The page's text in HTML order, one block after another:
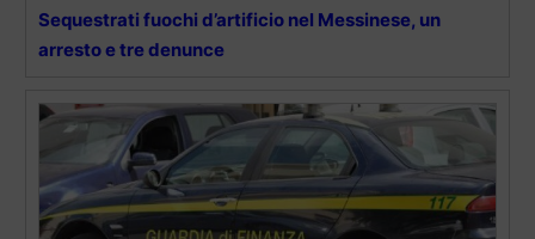
Sequestrati fuochi d’artificio nel Messinese, un
arresto e tre denunce